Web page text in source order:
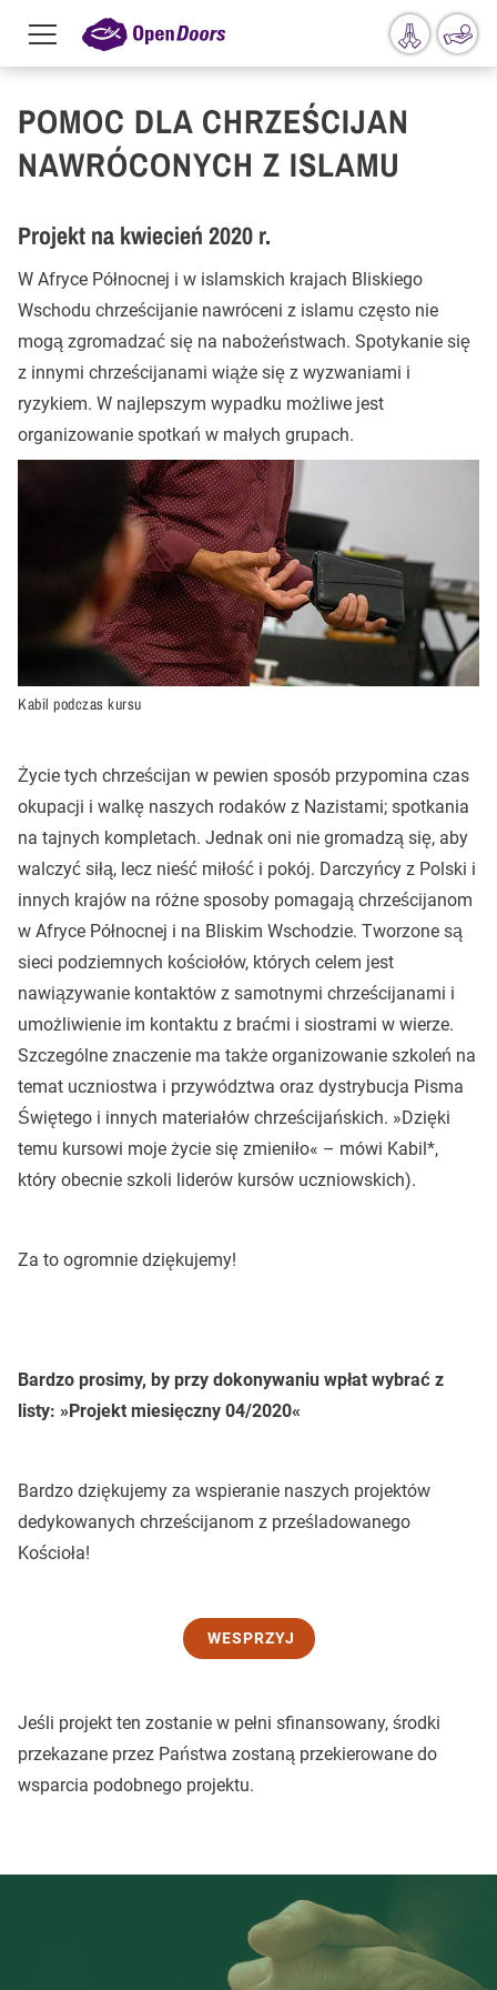
Przejdź do treści
Menu
toggle
POMOC DLA CHRZEŚCIJAN
NAWRÓCONYCH Z ISLAMU
Projekt na kwiecień 2020 r.
W Afryce Północnej i w islamskich krajach Bliskiego
Wschodu chrześcijanie nawróceni z islamu często nie
mogą zgromadzać się na nabożeństwach. Spotykanie się
z innymi chrześcijanami wiąże się z wyzwaniami i
ryzykiem. W najlepszym wypadku możliwe jest
organizowanie spotkań w małych grupach.
Kabil podczas kursu
Życie tych chrześcijan w pewien sposób przypomina czas
okupacji i walkę naszych rodaków z Nazistami; spotkania
na tajnych kompletach. Jednak oni nie gromadzą się, aby
walczyć siłą, lecz nieść miłość i pokój. Darczyńcy z Polski i
innych krajów na różne sposoby pomagają chrześcijanom
w Afryce Północnej i na Bliskim Wschodzie. Tworzone są
sieci podziemnych kościołów, których celem jest
nawiązywanie kontaktów z samotnymi chrześcijanami i
umożliwienie im kontaktu z braćmi i siostrami w wierze.
Szczególne znaczenie ma także organizowanie szkoleń na
temat uczniostwa i przywództwa oraz dystrybucja Pisma
Świętego i innych materiałów chrześcijańskich. »Dzięki
temu kursowi moje życie się zmieniło« – mówi Kabil*,
który obecnie szkoli liderów kursów uczniowskich).
Za to ogromnie dziękujemy!
Bardzo prosimy, by przy dokonywaniu wpłat wybrać z
listy: »Projekt miesięczny 04/2020«
Bardzo dziękujemy za wspieranie naszych projektów
dedykowanych chrześcijanom z prześladowanego
Kościoła!
WESPRZYJ
Jeśli projekt ten zostanie w pełni sfinansowany, środki
przekazane przez Państwa zostaną przekierowane do
wsparcia podobnego projektu.